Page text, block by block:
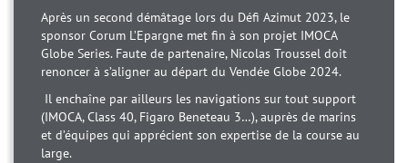
Après un second démâtage lors du Défi Azimut 2023, le
sponsor Corum L’Epargne met fin à son projet IMOCA
Globe Series. Faute de partenaire, Nicolas Troussel doit
renoncer à s’aligner au départ du Vendée Globe 2024.
Il enchaîne par ailleurs les navigations sur tout support
(IMOCA, Class 40, Figaro Beneteau 3…), auprès de marins
et d’équipes qui apprécient son expertise de la course au
large.